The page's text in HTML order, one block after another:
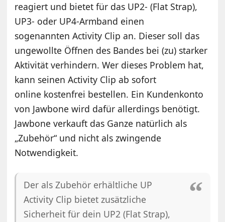
reagiert und bietet für das UP2- (Flat Strap),
UP3- oder UP4-Armband einen
sogenannten Activity Clip an. Dieser soll das
ungewollte Öffnen des Bandes bei (zu) starker
Aktivität verhindern. Wer dieses Problem hat,
kann seinen Activity Clip ab sofort
online kostenfrei bestellen. Ein Kundenkonto
von Jawbone wird dafür allerdings benötigt.
Jawbone verkauft das Ganze natürlich als
„Zubehör“ und nicht als zwingende
Notwendigkeit.
Der als Zubehör erhältliche UP
Activity Clip bietet zusätzliche
Sicherheit für dein UP2 (Flat Strap),